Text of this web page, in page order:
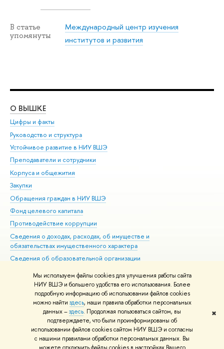
Мы используем файлы cookies для улучшения работы сайта
НИУ ВШЭ и большего удобства его использования. Более
подробную информацию об использовании файлов cookies
можно найти здесь, наши правила обработки персональных
данных –здесь. Продолжая пользоваться сайтом, вы
подтверждаете, что были проинформированы об
использовании файлов cookies сайтом НИУ ВШЭ и согласны
с нашими правилами обработки персональных данных. Вы
✖
В статье
упомянуты
Международный центр изучения
институтов и развития
О ВЫШКЕ
Цифры и факты
Руководство и структура
Устойчивое развитие в НИУ ВШЭ
Преподаватели и сотрудники
Корпуса и общежития
Закупки
Обращения граждан в НИУ ВШЭ
Фонд целевого капитала
Противодействие коррупции
Сведения о доходах, расходах, об имуществе и
обязательствах имущественного характера
Сведения об образовательной организации
Людям с ограниченными возможностями здоровья
Единая платежная страница
Работа в Вышке
© НИУ ВШЭ 1993–2026 Адреса и контакты Условия использования
материалов Политика конфиденциальности Карта сайта